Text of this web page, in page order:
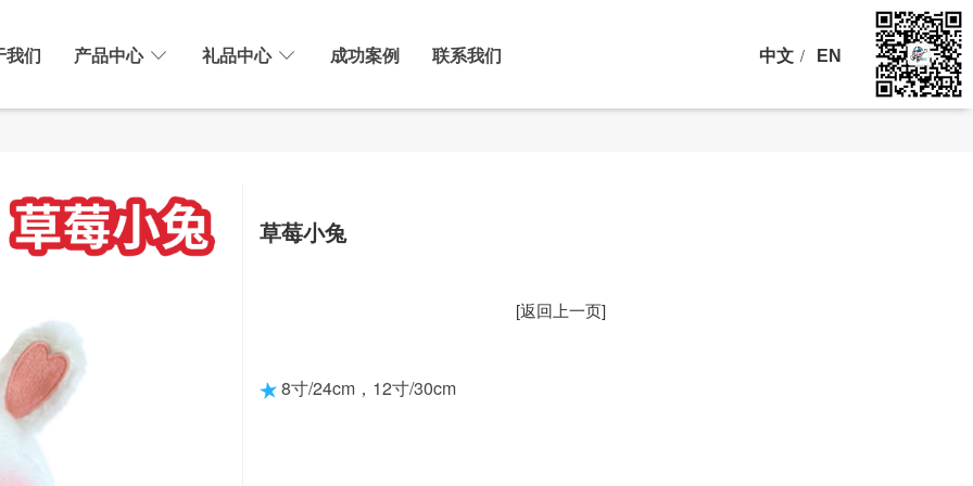
我们 产品中心 礼品中心 成功案例 联系我们 中文 / EN
草莓小兔
[返回上一页]
8寸/24cm，12寸/30cm